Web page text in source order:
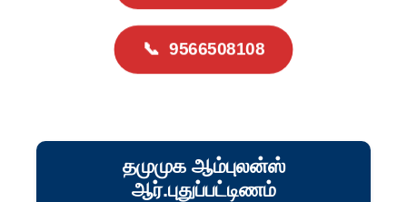
📞 9566508108
தமுமுக ஆம்புலன்ஸ்
ஆர்.புதுப்பட்டிணம்